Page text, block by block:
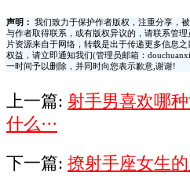
声明：
我们致力于保护作者版权，注重分享，
与作者取得联系，或有版权异议的，请联系管
片资源来自于网络，转载是出于传递更多信息
权益，请立即通知我们(管理员邮箱：
一时间予以删除，并同时向您表示歉意,谢谢!
上一篇: 射手男喜欢哪
什么···
下一篇: 撩射手座女生